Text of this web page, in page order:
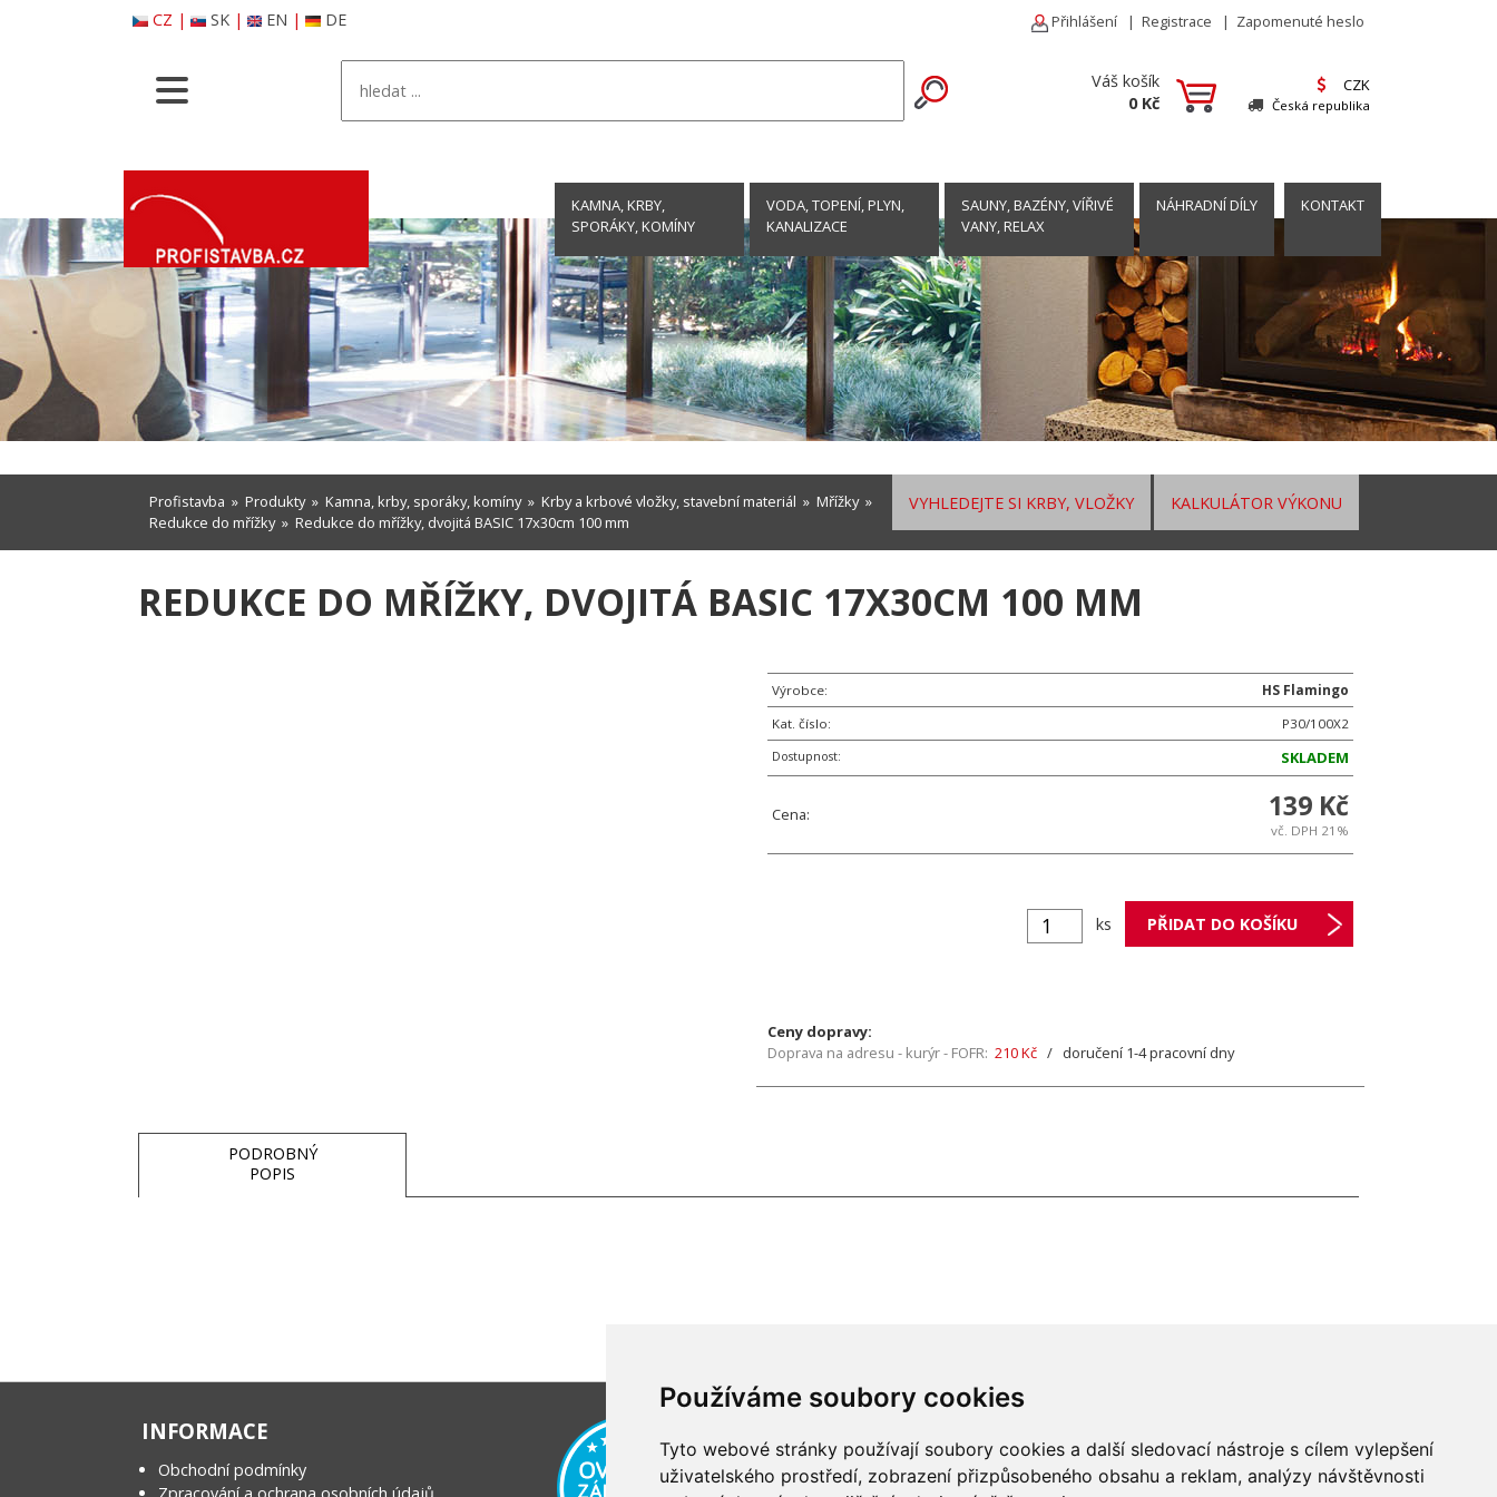
Používáme soubory cookies
Tyto webové stránky používají soubory cookies a další sledovací nástroje s cílem vylepšení
uživatelského prostředí, zobrazení přizpůsobeného obsahu a reklam, analýzy návštěvnosti
CZ | SK| EN | DE Přihlášení | Registrace | Zapomenuté heslo
Váš košík
0 Kč
CZK
Česká republika
KAMNA, KRBY,
SPORÁKY, KOMÍNY
VODA, TOPENÍ, PLYN,
KANALIZACE
SAUNY, BAZÉNY, VÍŘIVÉ
VANY, RELAX
NÁHRADNÍ DÍLY KONTAKT
KALKULÁTOR VÝKONU
VYHLEDEJTE SI KRBY, VLOŽKY
Profistavba » Produkty» Kamna, krby, sporáky, komíny» Krby a krbové vložky, stavební materiál » Mřížky»
Redukce do mřížky» Redukce do mřížky, dvojitá BASIC 17x30cm 100 mm
REDUKCE DO MŘÍŽKY, DVOJITÁ BASIC 17X30CM 100 MM
Výrobce:
HS Flamingo
Kat. číslo:
P30/100X2
Dostupnost:
SKLADEM
Cena: 139 Kč
vč. DPH 21%
ks
Ceny dopravy:
Doprava na adresu - kurýr - FOFR: 210 Kč / doručení 1-4 pracovní dny
PODROBNÝ
POPIS
INFORMACE
Obchodní podmínky